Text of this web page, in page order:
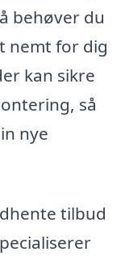
behøver du
nemt for dig
kan sikre
så
nye
tilbud